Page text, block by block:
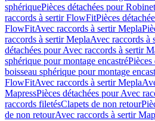
sphériquePièces détachées pour
raccords à sertir FlowFitPièces
FlowFitAvec raccords à sertir Mepla
raccords à sertir MeplaAvec raccords à
détachées pour Avec raccords à sertir
sphérique pour montage encastréPièces
boisseau sphérique pour montage
FlowFitAvec raccords à sertir Mepla
MapressPièces détachées pour Avec
raccords filetésClapets de non retour
de non retourAvec raccords à sertir